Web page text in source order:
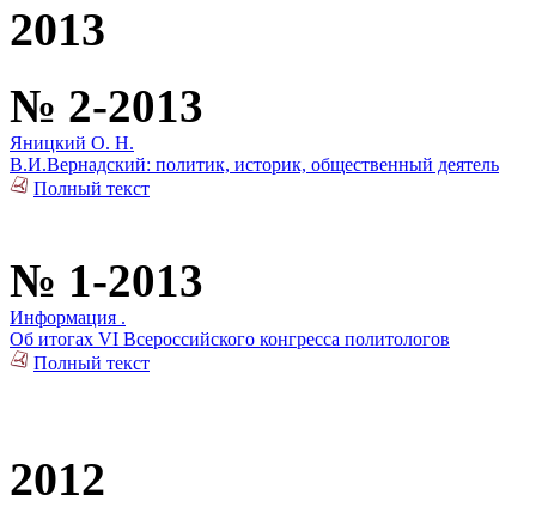
2013
№ 2-2013
Яницкий О. Н.
В.И.Вернадский: политик, историк, общественный деятель
Полный текст
№ 1-2013
Информация .
Об итогах VI Всероссийского конгресса политологов
Полный текст
2012